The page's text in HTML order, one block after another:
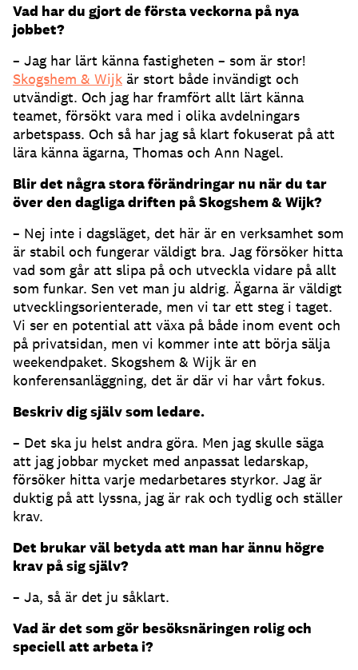
Vad har du gjort de första veckorna på nya
jobbet?
– Jag har lärt känna fastigheten – som är stor!
Skogshem & Wijk är stort både invändigt och
utvändigt. Och jag har framfört allt lärt känna
teamet, försökt vara med i olika avdelningars
arbetspass. Och så har jag så klart fokuserat på att
lära känna ägarna, Thomas och Ann Nagel.
Blir det några stora förändringar nu när du tar
över den dagliga driften på Skogshem & Wijk?
– Nej inte i dagsläget, det här är en verksamhet som
är stabil och fungerar väldigt bra. Jag försöker hitta
vad som går att slipa på och utveckla vidare på allt
som funkar. Sen vet man ju aldrig. Ägarna är väldigt
utvecklingsorienterade, men vi tar ett steg i taget.
Vi ser en potential att växa på både inom event och
på privatsidan, men vi kommer inte att börja sälja
weekendpaket. Skogshem & Wijk är en
konferensanläggning, det är där vi har vårt fokus.
Beskriv dig själv som ledare.
– Det ska ju helst andra göra. Men jag skulle säga
att jag jobbar mycket med anpassat ledarskap,
försöker hitta varje medarbetares styrkor. Jag är
duktig på att lyssna, jag är rak och tydlig och ställer
krav.
Det brukar väl betyda att man har ännu högre
krav på sig själv?
– Ja, så är det ju såklart.
Vad är det som gör besöksnäringen rolig och
speciell att arbeta i?